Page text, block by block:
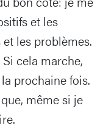
et les
les problèmes.
Si cela marche,
prochaine fois.
même si je